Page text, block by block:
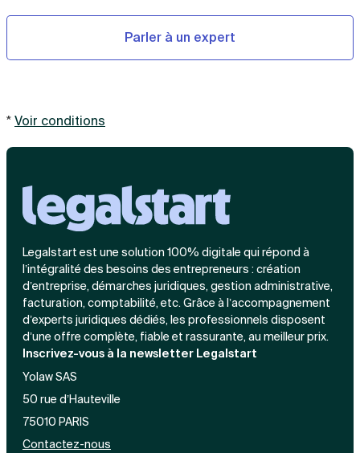
Parler à un expert
*Voir conditions
Legalstart est une solution 100% digitale qui répond à
l’intégralité des besoins des entrepreneurs : création
d’entreprise, démarches juridiques, gestion administrative,
facturation, comptabilité, etc. Grâce à l’accompagnement
d’experts juridiques dédiés, les professionnels disposent
d’une offre complète, fiable et rassurante, au meilleur prix.
Inscrivez-vous à la newsletter Legalstart
Yolaw SAS
50 rue d’Hauteville
75010 PARIS
Contactez-nous